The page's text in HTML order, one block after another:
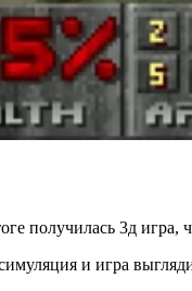
получилась 3д игра,
и игра